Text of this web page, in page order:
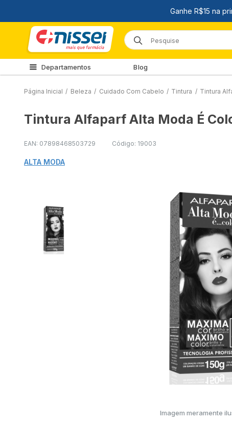
Departamentos Blog
Página Inicial / Beleza / Cuidado Com Cabelo / Tintura / Tintura
Tintura Alfaparf Alta Moda É
EAN: 07898468503729 Código: 19003
ALTA MODA
Imagem meramente